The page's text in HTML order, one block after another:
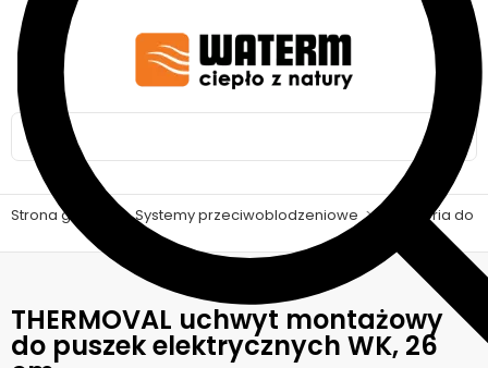
Strona główna > Systemy przeciwoblodzeniowe > Akcesoria do
THERMOVAL uchwyt montażowy
do puszek elektrycznych WK, 26